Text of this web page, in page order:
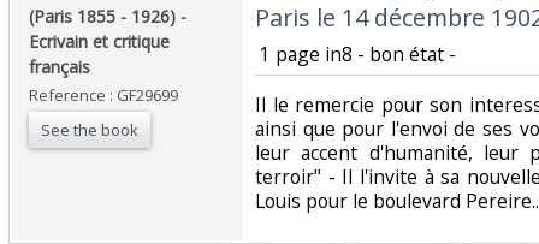
(Paris 1855 - 1926) -
Ecrivain et critique
français ‎
Reference : GF29699
See the book
Paris le 14 décembre
‎ 1 page in8 - bon état -‎
‎Il le remercie pour son
ainsi que pour l'envoi de ses
leur accent d'humanité, leur
terroir" - Il l'invite à sa
Louis pour le boulevard